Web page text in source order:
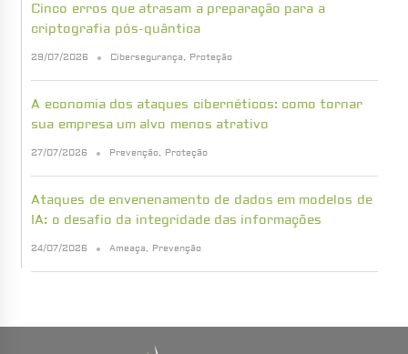
Cinco erros que atrasam a preparação para a
criptografia pós-quântica
29/07/2026 Cibersegurança, Proteção
A economia dos ataques cibernéticos: como tornar
sua empresa um alvo menos atrativo
27/07/2026 Prevenção, Proteção
Ataques de envenenamento de dados em modelos de
IA: o desafio da integridade das informações
24/07/2026 Ameaça, Prevenção